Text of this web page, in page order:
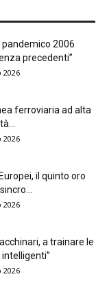
pandemico 2006
precedenti”
2026
ferroviaria ad alta
2026
il quinto oro
2026
a trainare le
2026